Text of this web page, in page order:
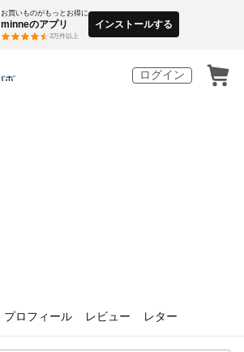
お買いものがもっとお得に
minneのアプリ
3万件以上
インストールする
ログイン
プロフィール レビュー レター